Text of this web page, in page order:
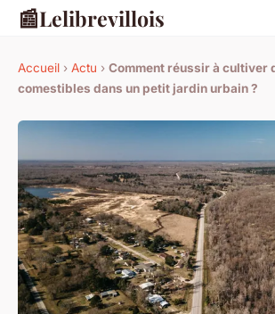
📰Lelibrevillois
Accueil › Actu › Comment réussir à cultiver
comestibles dans un petit jardin urbain ?